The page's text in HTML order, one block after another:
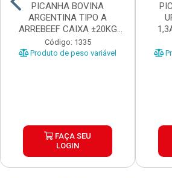
PICANHA BOVINA
ARGENTINA TIPO A
ARREBEEF CAIXA ±20KG
PEÇAS 1...
Código: 1335
Produto de peso variável
FAÇA SEU
LOGIN